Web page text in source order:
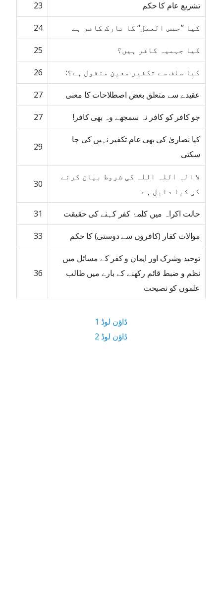
تشریع عام کا حکم 23
کیا ’’جنس العمل‘‘ کا تارک کافر ہے 24
کیا جہمیہ کافر ہیں؟ 25
کیا سلف سے تکفیر معین منقول ہے؟: 26
عقیدے سے متعلق بعض اصطلاحات کا معنی 27
جو کافر کو کافر نہ سمجھے وہ بھی کافر! 27
کیا نصاریٰ کی بھی عام تکفیر نہیں کی جا
سکتی
29
لا الہ اللہ اللہ کی شروط بیان کرنے
کی کیا دلیل ہے
30
حالت اکراہ میں کلمۂ کفر کہنے کی حقیقت 31
موالات کفار (کافروں سے دوستی) کا حکم 33
توحید وشرک اور ایمان و کفر کے مسائل میں
نظم و ضبط قائم رکھنے کے بارے میں طالب
علموں کو نصیحت
36
ڈاؤن لوڈ 1
ڈاؤن لوڈ 2